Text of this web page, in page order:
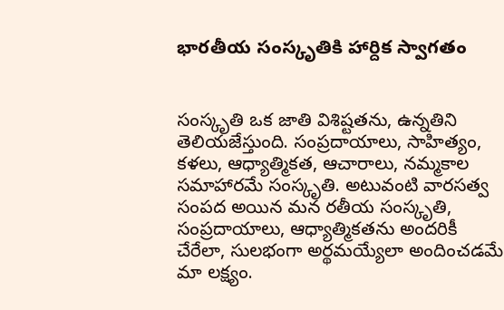
భారతీయ సంస్కృతి‌కి హార్దిక స్వాగతం
సంస్కృతి ఒక జాతి విశిష్టతను, ఉన్నతిని
తెలియజేస్తుంది. సంప్రదాయాలు, సాహిత్యం,
కళలు, ఆధ్యాత్మికత, ఆచారాలు, నమ్మకాల
సమాహారమే సంస్కృతి. అటువంటి వారసత్వ
సంపద అయిన మన భారతీయ సంస్కృతి,
సంప్రదాయాలు, ఆధ్యాత్మికతను అందరికీ
చేరేలా, సులభంగా అర్థమయ్యేలా అందించడమే
మా లక్ష్యం.